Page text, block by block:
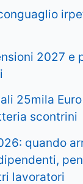
2027 e
25mila
scontrini
quando
lavoratori